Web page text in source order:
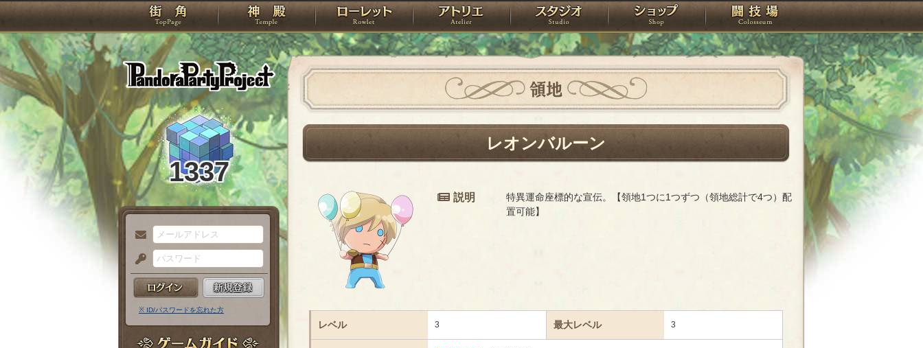
PandoraPartyProject
TOP 神殿 ローレット アトリエ スタジオ ショップ 闘技場
1337
メ
ー
ル
ア
ド
パ
ス
ー
※ ID/パスワードを忘れた方
領地
レオンバルーン
説明
特異運命座標的な宣伝。【領地1つに1つずつ（領地総計で4つ）配
置可能】
レベル 3 最大レベル 3